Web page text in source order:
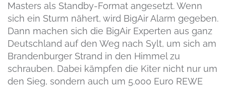
Masters als Standby-Format angesetzt. Wenn
sich ein Sturm nähert, wird BigAir Alarm gegeben.
Dann machen sich die BigAir Experten aus ganz
Deutschland auf den Weg nach Sylt, um sich am
Brandenburger Strand in den Himmel zu
schrauben. Dabei kämpfen die Kiter nicht nur um
den Sieg, sondern auch um 5.000 Euro REWE